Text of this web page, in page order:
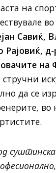
на
Савиќ,
Рајовиќ,
на
да се
во